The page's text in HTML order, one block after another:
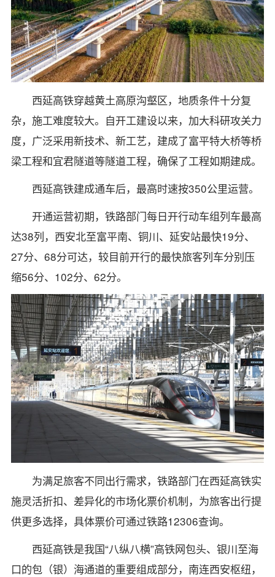
西延高铁穿越黄土高原沟壑区，地质条件十分复
杂，施工难度较大。自开工建设以来，加大科研攻关力
度，广泛采用新技术、新工艺，建成了富平特大桥等桥
梁工程和宜君隧道等隧道工程，确保了工程如期建成。
西延高铁建成通车后，最高时速按350公里运营。
开通运营初期，铁路部门每日开行动车组列车最高
达38列，西安北至富平南、铜川、延安站最快19分、
27分、68分可达，较目前开行的最快旅客列车分别压
缩56分、102分、62分。
为满足旅客不同出行需求，铁路部门在西延高铁实
施灵活折扣、差异化的市场化票价机制，为旅客出行提
供更多选择，具体票价可通过铁路12306查询。
西延高铁是我国“八纵八横”高铁网包头、银川至海
口的包（银）海通道的重要组成部分，南连西安枢纽，